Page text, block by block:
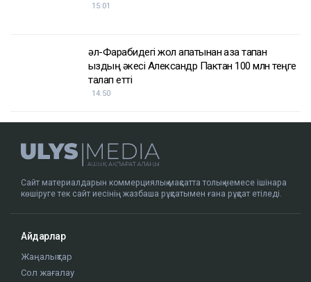
15:01
әл-Фарабидегі жол апатынан қаза тапқан
қыздың әкесі Александр Пактан 100 млн теңге
талап етті
14:50
Сайт материалдарын коммерциялық мақсатта толық немесе ішінара
көшіруге тек сайт иесінің жазбаша рұқсатымен ғана рұқсат етіледі.
Айдарлар
Жаңалықтар
Сол жағалау